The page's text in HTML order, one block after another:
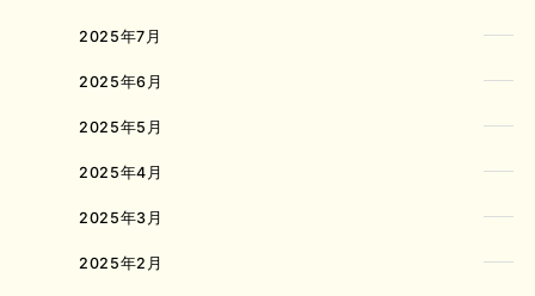
2025年7月
2025年6月
2025年5月
2025年4月
2025年3月
2025年2月